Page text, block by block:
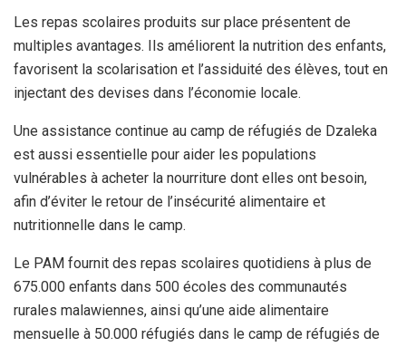
Les repas scolaires produits sur place présentent de
multiples avantages. Ils améliorent la nutrition des enfants,
favorisent la scolarisation et l’assiduité des élèves, tout en
injectant des devises dans l’économie locale.
Une assistance continue au camp de réfugiés de Dzaleka
est aussi essentielle pour aider les populations
vulnérables à acheter la nourriture dont elles ont besoin,
afin d’éviter le retour de l’insécurité alimentaire et
nutritionnelle dans le camp.
Le PAM fournit des repas scolaires quotidiens à plus de
675.000 enfants dans 500 écoles des communautés
rurales malawiennes, ainsi qu’une aide alimentaire
mensuelle à 50.000 réfugiés dans le camp de réfugiés de